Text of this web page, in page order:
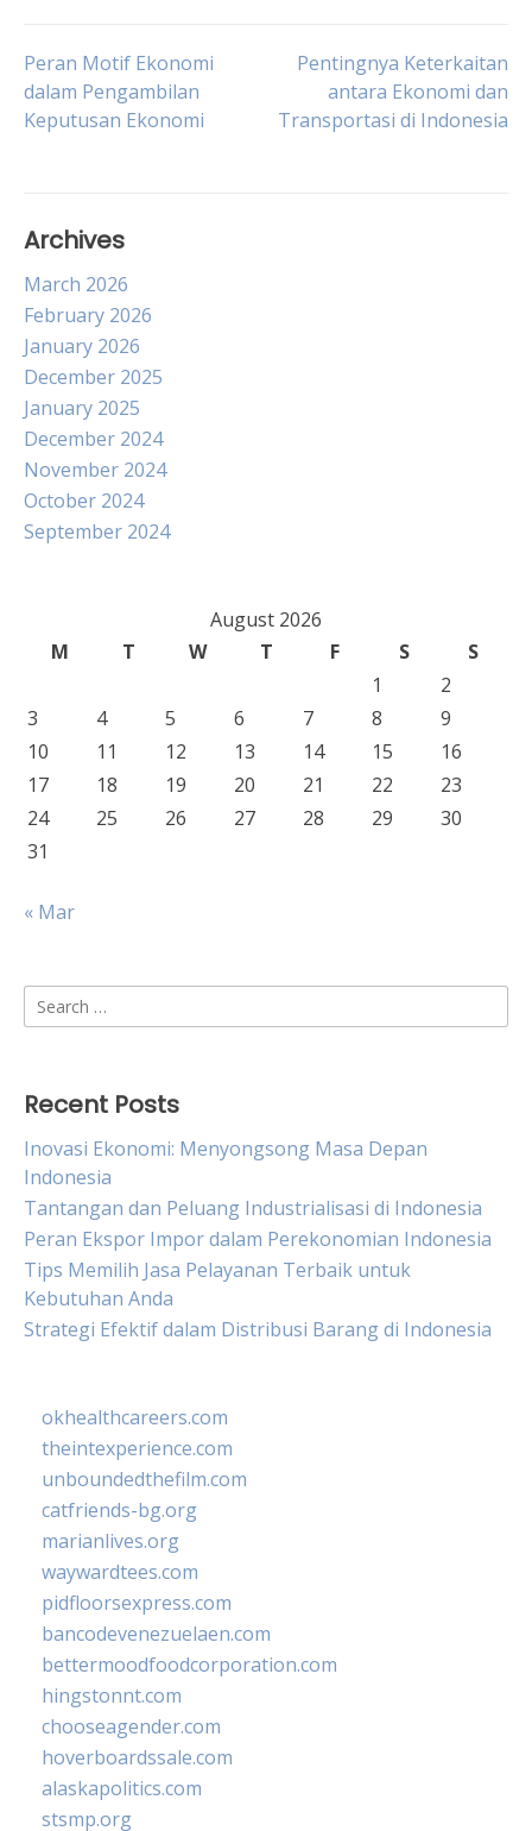
Post
navigation
Peran Motif Ekonomi
dalam Pengambilan
Keputusan Ekonomi
Pentingnya Keterkaitan
antara Ekonomi dan
Transportasi di Indonesia
Archives
March 2026
February 2026
January 2026
December 2025
January 2025
December 2024
November 2024
October 2024
September 2024
August 2026
M
T W T F S
S
1
2
3
4 5 6 7 8
9
10
11 12 13 14 15
16
17
18 19 20 21 22
23
24
25 26 27 28 29
30
31
« Mar
Search
for:
Recent Posts
Inovasi Ekonomi: Menyongsong Masa Depan
Indonesia
Tantangan dan Peluang Industrialisasi di Indonesia
Peran Ekspor Impor dalam Perekonomian Indonesia
Tips Memilih Jasa Pelayanan Terbaik untuk
Kebutuhan Anda
Strategi Efektif dalam Distribusi Barang di Indonesia
okhealthcareers.com
theintexperience.com
unboundedthefilm.com
catfriends-bg.org
marianlives.org
waywardtees.com
pidfloorsexpress.com
bancodevenezuelaen.com
bettermoodfoodcorporation.com
hingstonnt.com
chooseagender.com
hoverboardssale.com
alaskapolitics.com
stsmp.org